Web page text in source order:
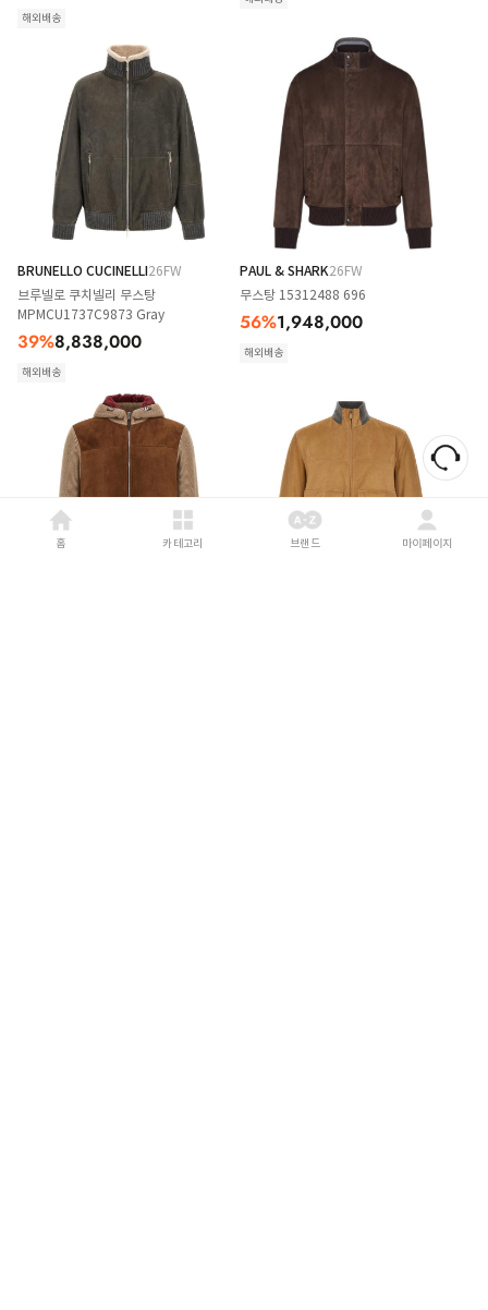
해외배송
BRUNELLO CUCINELLI26FW
브루넬로 쿠치넬리 무스탕
MPMCU1737C9873 Gray
39%8,838,000
해외배송
PAUL & SHARK26FW
무스탕 15312488 696
56%1,948,000
해외배송
홈 카테고리 브랜드 마이페이지